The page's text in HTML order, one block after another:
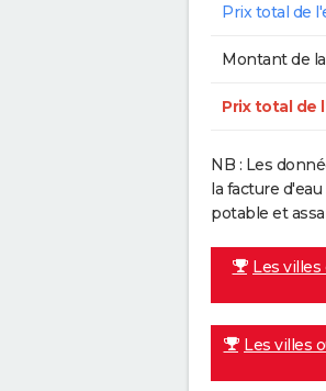
Prix total de
Montant de
Prix total de
NB : Les
la facture
potable et
Les villes
Les villes